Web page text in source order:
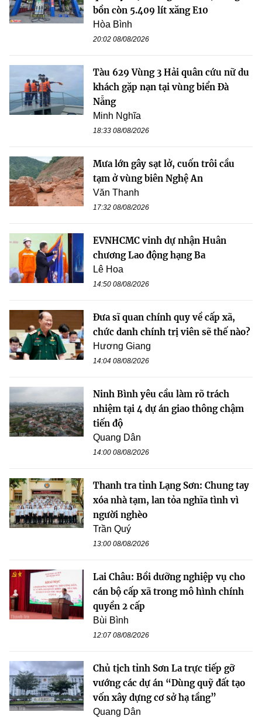
bồn còn 5.409 lít xăng E10
Hòa Bình
20:02 08/08/2026
Tàu 629 Vùng 3 Hải quân cứu nữ du
khách gặp nạn tại vùng biển Đà
Nẵng
Minh Nghĩa
18:33 08/08/2026
Mưa lớn gây sạt lở, cuốn trôi cầu
tạm ở vùng biên Nghệ An
Văn Thanh
17:32 08/08/2026
EVNHCMC vinh dự nhận Huân
chương Lao động hạng Ba
Lê Hoa
14:50 08/08/2026
Đưa sĩ quan chính quy về cấp xã,
chức danh chính trị viên sẽ thế nào?
Hương Giang
14:04 08/08/2026
Ninh Bình yêu cầu làm rõ trách
nhiệm tại 4 dự án giao thông chậm
tiến độ
Quang Dân
14:00 08/08/2026
Thanh tra tỉnh Lạng Sơn: Chung tay
xóa nhà tạm, lan tỏa nghĩa tình vì
người nghèo
Trần Quý
13:00 08/08/2026
Lai Châu: Bồi dưỡng nghiệp vụ cho
cán bộ cấp xã trong mô hình chính
quyền 2 cấp
Bùi Bình
12:07 08/08/2026
Chủ tịch tỉnh Sơn La trực tiếp gỡ
vướng các dự án “Dùng quỹ đất tạo
vốn xây dựng cơ sở hạ tầng”
Quang Dân